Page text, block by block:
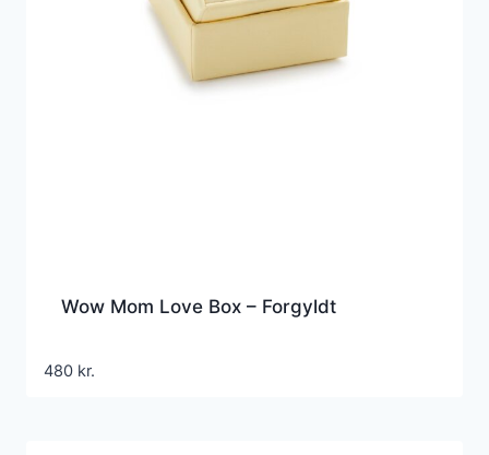
Wow Mom Love Box – Forgyldt
480 kr.